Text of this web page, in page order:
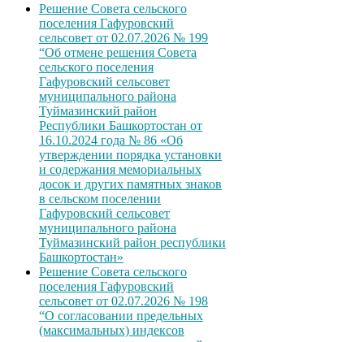
Решение Совета сельского
поселения Гафуровский
сельсовет от 02.07.2026 № 199
“Об отмене решения Совета
сельского поселения
Гафуровский сельсовет
муниципального района
Туймазинский район
Республики Башкортостан от
16.10.2024 года № 86 «Об
утверждении порядка установки
и содержания мемориальных
досок и других памятных знаков
в сельском поселении
Гафуровский сельсовет
муниципального района
Туймазинский район республики
Башкортостан»
Решение Совета сельского
поселения Гафуровский
сельсовет от 02.07.2026 № 198
“О согласовании предельных
(максимальных) индексов